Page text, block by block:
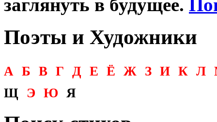
заглянуть в будущее.
Поэты и Художники
А Б В Г Д Е Ё Ж З И К Л
Щ Э Ю Я